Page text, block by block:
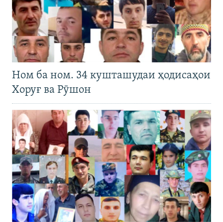
Ном ба ном. 34 кушташудаи ҳодисаҳои
Хоруғ ва Рӯшон